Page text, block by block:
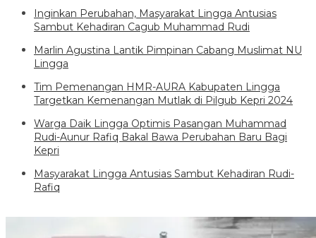
Inginkan Perubahan, Masyarakat Lingga Antusias
Sambut Kehadiran Cagub Muhammad Rudi
Marlin Agustina Lantik Pimpinan Cabang Muslimat NU
Lingga
Tim Pemenangan HMR-AURA Kabupaten Lingga
Targetkan Kemenangan Mutlak di Pilgub Kepri 2024
Warga Daik Lingga Optimis Pasangan Muhammad
Rudi-Aunur Rafiq Bakal Bawa Perubahan Baru Bagi
Kepri
Masyarakat Lingga Antusias Sambut Kehadiran Rudi-
Rafiq